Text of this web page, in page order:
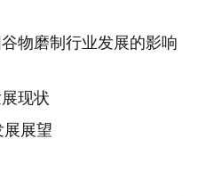
物磨制行业发展的影响
现状
展望